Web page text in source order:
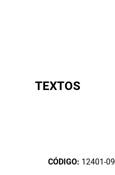
TEXTOS
CÓDIGO: 12401-09